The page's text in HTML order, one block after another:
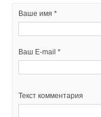
Ваше имя *
Ваш E-mail *
Текст комментария